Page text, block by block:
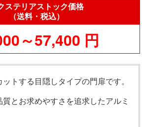
ステリアストック価格
（送料・税込）
～57,400 円
トする目隠しタイプの門扉です。
とお求めやすさを追求したアルミ